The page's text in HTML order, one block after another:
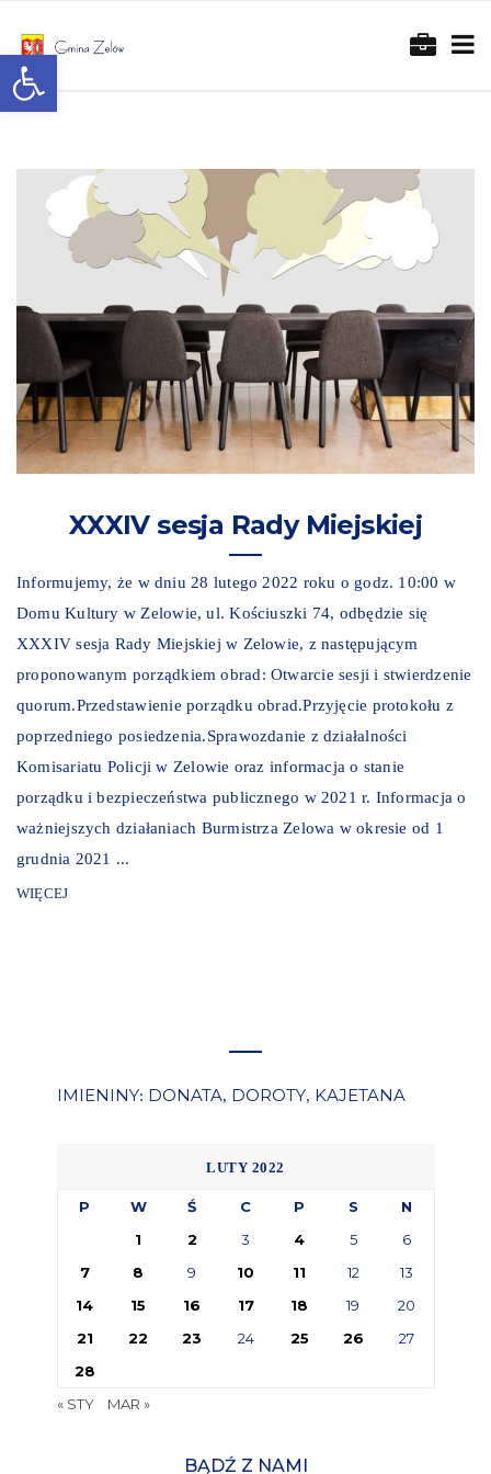
Otwórz pasek narzędzi
XXXIV sesja Rady Miejskiej
Informujemy, że w dniu 28 lutego 2022 roku o godz. 10:00 w
Domu Kultury w Zelowie, ul. Kościuszki 74, odbędzie się
XXXIV sesja Rady Miejskiej w Zelowie, z następującym
proponowanym porządkiem obrad: Otwarcie sesji i stwierdzenie
quorum.Przedstawienie porządku obrad.Przyjęcie protokołu z
poprzedniego posiedzenia.Sprawozdanie z działalności
Komisariatu Policji w Zelowie oraz informacja o stanie
porządku i bezpieczeństwa publicznego w 2021 r. Informacja o
ważniejszych działaniach Burmistrza Zelowa w okresie od 1
grudnia 2021 ...
WIĘCEJ
IMIENINY: DONATA, DOROTY, KAJETANA
LUTY 2022
P W Ś C P S
N
1
2 3 4 5
6
7
8 9 10 11 12
13
14
15 16 17 18 19
20
21
22 23 24 25 26
27
28
« STY
MAR »
BĄDŹ Z NAMI